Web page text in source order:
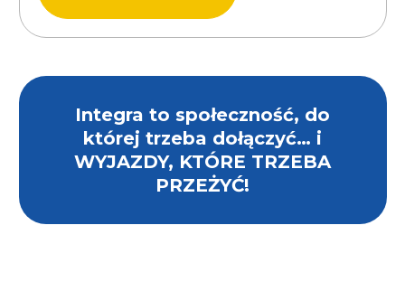
Integra to społeczność, do
której trzeba dołączyć… i
WYJAZDY, KTÓRE TRZEBA
PRZEŻYĆ!